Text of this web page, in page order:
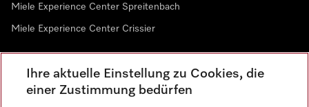
Miele Experience Center Spreitenbach
Miele Experience Center Crissier
Newsletter
Ihre aktuelle Einstellung zu Cookies, die
einer Zustimmung bedürfen